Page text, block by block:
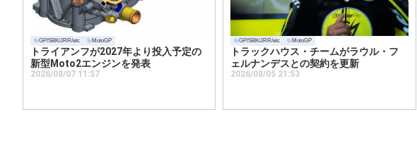
GP/SBK/JRR/etc MotoGP
トライアンフが2027年より投入予定の
新型Moto2エンジンを発表
2026/08/07 11:57
GP/SBK/JRR/etc MotoGP
トラックハウス・チームがラウル・フ
ェルナンデスとの契約を更新
2026/08/05 21:53